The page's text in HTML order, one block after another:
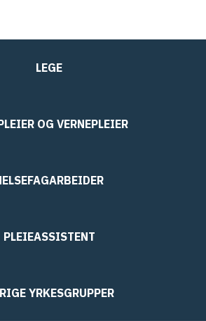
LEGE
OG VERNEPLEIER
PLEIEASSISTENT
YRKESGRUPPER